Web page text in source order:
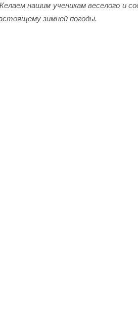
нашим ученикам веселого и
зимней погоды.